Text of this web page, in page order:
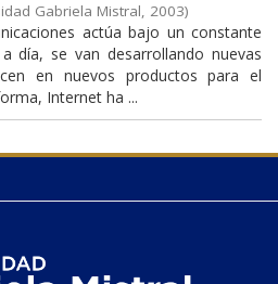
Gabriela Mistral, 2003)
actúa bajo un constante
día, se van desarrollando nuevas
en nuevos productos para el
Internet ha ...